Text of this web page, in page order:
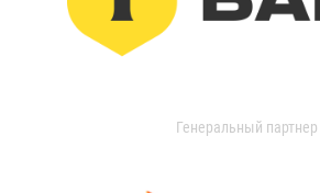
Генеральный партнер